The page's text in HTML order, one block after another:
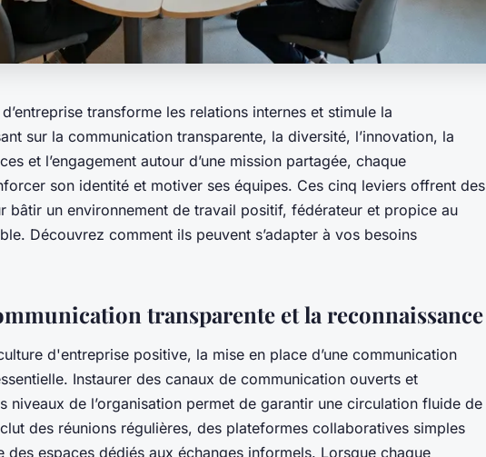
transforme les relations internes et stimule la
sur la communication transparente, la diversité, l’innovation, la
et l’engagement autour d’une mission partagée, chaque
son identité et motiver ses équipes. Ces cinq leviers offrent des
bâtir un environnement de travail positif, fédérateur et propice au
Découvrez comment ils peuvent s’adapter à vos besoins
transparente et la reconnaissance
d'entreprise positive, la mise en place d’une communication
Instaurer des canaux de communication ouverts et
niveaux de l’organisation permet de garantir une circulation fluide de
des réunions régulières, des plateformes collaboratives simples
des espaces dédiés aux échanges informels. Lorsque chaque